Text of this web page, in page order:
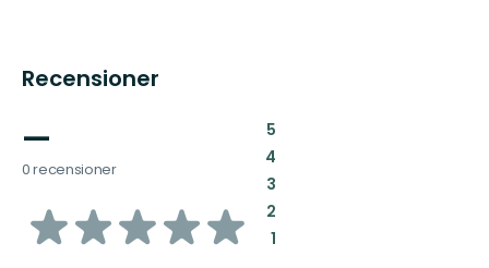
Recensioner
—
0 recensioner
av
5:
4:
3:
2:
1: